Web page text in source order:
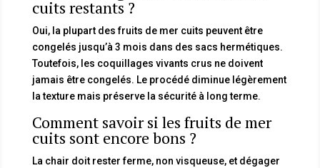
cuits restants ?
Oui, la plupart des fruits de mer cuits peuvent être
congelés jusqu’à 3 mois dans des sacs hermétiques.
Toutefois, les coquillages vivants crus ne doivent
jamais être congelés. Le procédé diminue légèrement
la texture mais préserve la sécurité à long terme.
Comment savoir si les fruits de mer
cuits sont encore bons ?
La chair doit rester ferme, non visqueuse, et dégager